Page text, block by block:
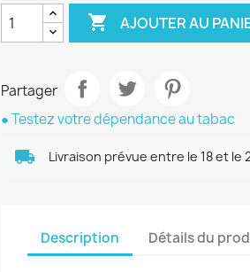
 AJOUTER AU
Partager
●Testez votre dépendance au tabac
local_shipping Livraison prévue entre le 18 et
Description Détails du